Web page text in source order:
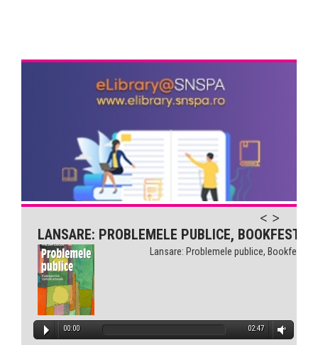
LANSARE: PROBLEMELE PUBLICE, BOOKFEST
Lansare: Problemele publice, Bookfest
00:00 02:47